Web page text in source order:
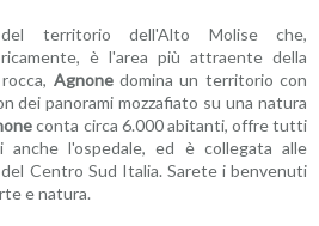
territorio dell'Alto Molise che,
è l'area più attraente della
Agnonedomina un territorio con
dei panorami mozzafiato su una natura
conta circa 6.000 abitanti, offre tutti
anche l'ospedale, ed è collegata alle
Centro Sud Italia. Sarete i benvenuti
e natura.